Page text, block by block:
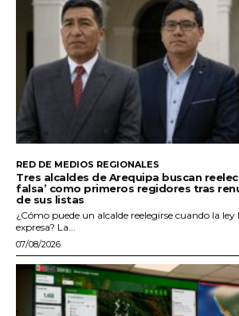
RED DE MEDIOS REGIONALES
Tres alcaldes de Arequipa buscan
falsa’ como primeros regidores tras
de sus listas
¿Cómo puede un alcalde reelegirse cuando la
expresa? La...
07/08/2026